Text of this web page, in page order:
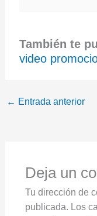
También te
video
← Entrada anterior
Deja un
Tu dirección de
publicada. Los